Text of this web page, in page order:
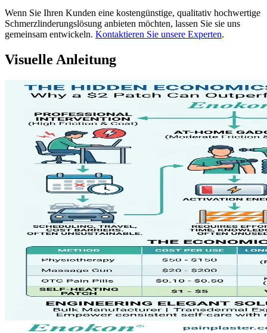
Wenn Sie Ihren Kunden eine kostengünstige, qualitativ hochwertige
Schmerzlinderungslösung anbieten möchten, lassen Sie sie uns
gemeinsam entwickeln. Kontaktieren Sie unsere Experten.
Visuelle Anleitung